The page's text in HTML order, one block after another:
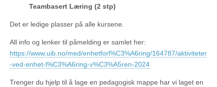
Teambasert Læring (2 stp)
Det er ledige plasser på alle kursene.
All info og lenker til påmelding er samlet her:
https://www.uib.no/med/enhetforl%C3%A6ring/164787/aktiviteter
-ved-enhet-l%C3%A6ring-v%C3%A5ren-2024
Trenger du hjelp til å lage en pedagogisk mappe har vi laget en